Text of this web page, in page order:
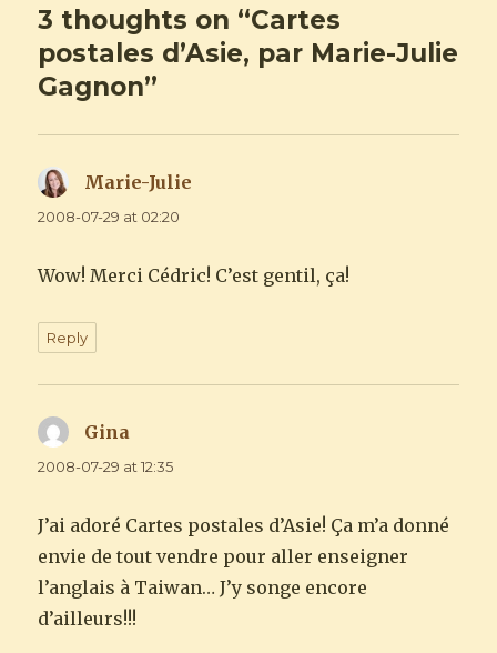
3 thoughts on “Cartes
postales d’Asie, par Marie-Julie
Gagnon”
Marie-Julie
2008-07-29 at 02:20
Wow! Merci Cédric! C’est gentil, ça!
Reply
Gina
2008-07-29 at 12:35
J’ai adoré Cartes postales d’Asie! Ça m’a donné
envie de tout vendre pour aller enseigner
l’anglais à Taiwan… J’y songe encore
d’ailleurs!!!